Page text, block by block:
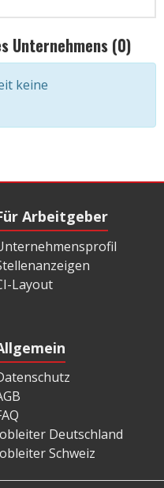
Unternehmens (0)
keine
Arbeitgeber
Layout
Deutschland
Schweiz